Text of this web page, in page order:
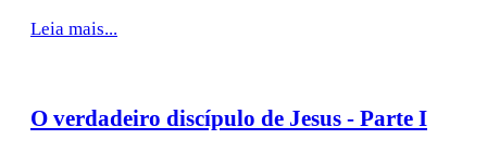
Leia mais...
O verdadeiro discípulo de Jesus - Parte I